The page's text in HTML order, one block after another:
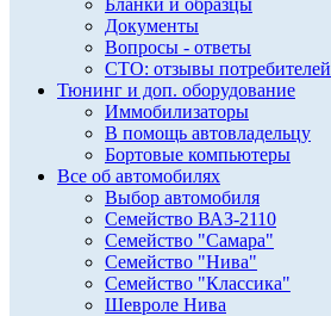
Бланки и образцы
Документы
Вопросы - ответы
СТО: отзывы потребителей
Тюнинг и доп. оборудование
Иммобилизаторы
В помощь автовладельцу
Бортовые компьютеры
Все об автомобилях
Выбор автомобиля
Семейство ВАЗ-2110
Семейство "Самара"
Семейство "Нива"
Семейство "Классика"
Шевроле Нива